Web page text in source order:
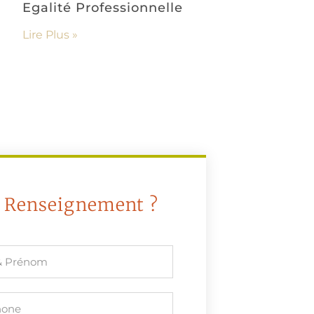
Egalité Professionnelle
Lire Plus »
?